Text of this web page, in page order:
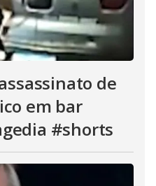
de
em bar
#shorts